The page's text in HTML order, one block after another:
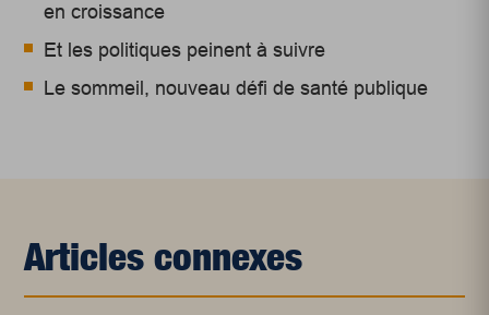
en croissance
Et les politiques peinent à suivre
Le sommeil, nouveau défi de santé publique
Articles connexes